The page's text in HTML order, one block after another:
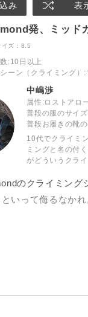
み 表
発、ミッド
イズ：8.5
:10日以上
ーン（クライミング） :
中嶋渉
属性:ロストアロ
普段の服のサイ
普段お履きの靴
10代でクライミ
ミングと名の付
がどういうクラ
のクライミング
いって侮るなか
たきっかけが、こ
の別物と言ってい
ています。